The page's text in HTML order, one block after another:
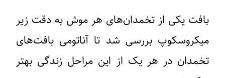
بافت یکی از تخمدان‌های هر موش به دقت زیر
میکروسکوپ بررسی شد تا آناتومی بافت‌های
تخمدان در هر یک از این مراحل زندگی بهتر